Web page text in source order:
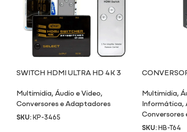
SWITCH HDMI ULTRA HD 4K 3
Multimidia, Áudio e Video,
Conversores e Adaptadores
SKU:KP-3465
Multimidia,
Informática,
SKU:HB-T64